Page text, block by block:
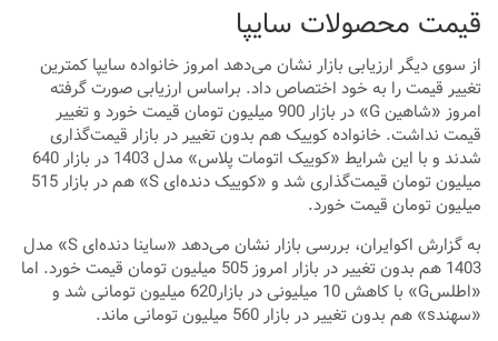
قیمت محصولات سایپا
از سوی دیگر ارزیابی بازار نشان می‌دهد امروز خانواده سایپا کمترین
تغییر قیمت را به خود اختصاص داد. براساس ارزیابی صورت گرفته
امروز «شاهین G» در بازار 900 میلیون تومان قیمت خورد و تغییر
قیمت نداشت. خانواده کوییک هم بدون تغییر در بازار قیمت‌گذاری
شدند و با این شرایط «کوییک ‌اتومات پلاس» مدل 1403 در بازار 640
میلیون تومان قیمت‌گذاری شد و «کوییک دنده‌ای S» هم در بازار 515
میلیون تومان قیمت‌ خورد.
به گزارش اکوایران، بررسی بازار نشان می‌دهد «ساینا دنده‌ای S» مدل
1403 هم بدون تغییر در بازار امروز 505 میلیون تومان قیمت خورد. اما
«اطلسG» با کاهش 10 میلیونی در بازار620 میلیون تومانی شد و
«سهندs» هم بدون تغییر در بازار 560 میلیون تومانی ماند.